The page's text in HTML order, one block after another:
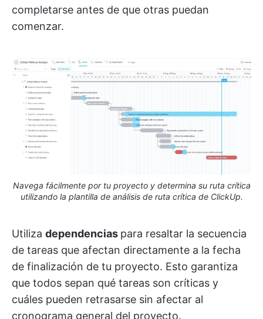
completarse antes de que otras puedan
comenzar.
Navega fácilmente por tu proyecto y determina su ruta crítica
utilizando la plantilla de análisis de ruta crítica de ClickUp.
Utiliza dependencias para resaltar la secuencia
de tareas que afectan directamente a la fecha
de finalización de tu proyecto. Esto garantiza
que todos sepan qué tareas son críticas y
cuáles pueden retrasarse sin afectar al
cronograma general del proyecto.